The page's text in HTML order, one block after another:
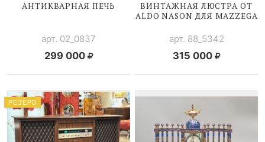
АНТИКВАРНАЯ ПЕЧЬ
арт. 02_0837
299 000
ВИНТАЖНАЯ ЛЮСТРА ОТ
ALDO NASON ДЛЯ MAZZEGA
арт. 88_5342
315 000
РЕЗЕРВ